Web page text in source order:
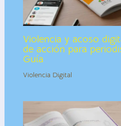
Violencia y acoso
de acción para
Guía
Violencia Digital